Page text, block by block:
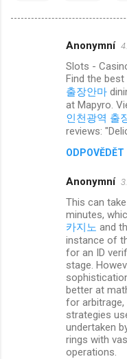
Anonymní
Slots -
Find the best
출장안마
at Mapyro.
인천광역 출
reviews:
ODPOVĚDĚT
Anonymní
This can
minutes,
카지노 and
instance of
for an ID
stage.
better at
for arbitrage,
strategies
undertaken
rings with
operations.